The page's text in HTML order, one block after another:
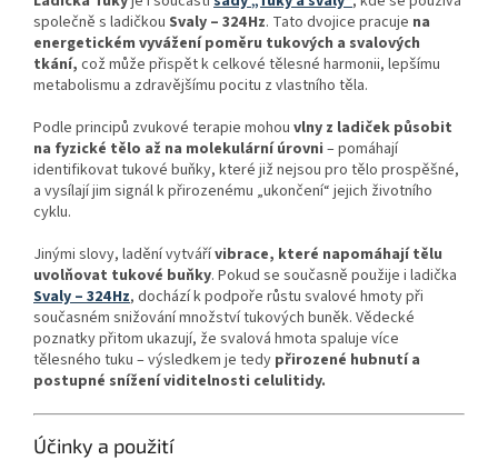
společně s ladičkou Svaly – 324 Hz. Tato dvojice pracuje na
energetickém vyvážení poměru tukových a svalových
tkání, což může přispět k celkové tělesné harmonii, lepšímu
metabolismu a zdravějšímu pocitu z vlastního těla.
Podle principů zvukové terapie mohou vlny z ladiček působit
na fyzické tělo až na molekulární úrovni – pomáhají
identifikovat tukové buňky, které již nejsou pro tělo prospěšné,
a vysílají jim signál k přirozenému „ukončení“ jejich životního
cyklu.
Jinými slovy, ladění vytvářívibrace, které napomáhají tělu
uvolňovat tukové buňky. Pokud se současně použije i ladička
Svaly – 324 Hz, dochází k podpoře růstu svalové hmoty při
současném snižování množství tukových buněk. Vědecké
poznatky přitom ukazují, že svalová hmota spaluje více
tělesného tuku – výsledkem je tedy přirozené hubnutí a
postupné snížení viditelnosti celulitidy.
Účinky a použití